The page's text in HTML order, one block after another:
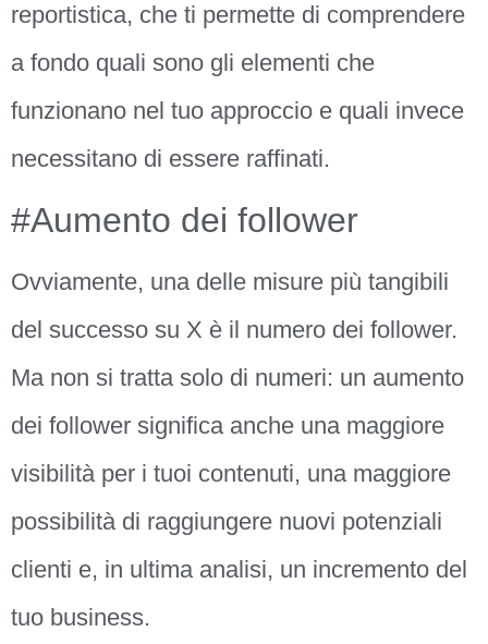
reportistica, che ti permette di comprendere
a fondo quali sono gli elementi che
funzionano nel tuo approccio e quali invece
necessitano di essere raffinati.
#Aumento dei follower
Ovviamente, una delle misure più tangibili
del successo su X è il numero dei follower.
Ma non si tratta solo di numeri: un aumento
dei follower significa anche una maggiore
visibilità per i tuoi contenuti, una maggiore
possibilità di raggiungere nuovi potenziali
clienti e, in ultima analisi, un incremento del
tuo business.